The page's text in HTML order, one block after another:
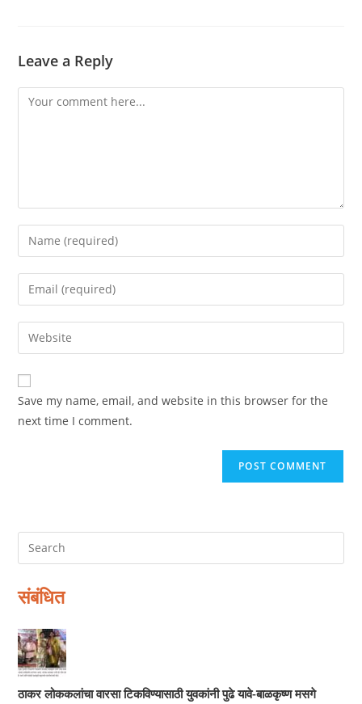
Leave a Reply
Comment
Enter
your
name
comment
Enter
your
email
address
comment
Enter
your
website
URL
(optional)
Save my name, email, and website in this browser for the
next time I comment.
संबंधित
ठाकर लोककलांचा वारसा टिकविण्यासाठी युवकांनी पुढे यावे-बाळकृष्ण मसगे